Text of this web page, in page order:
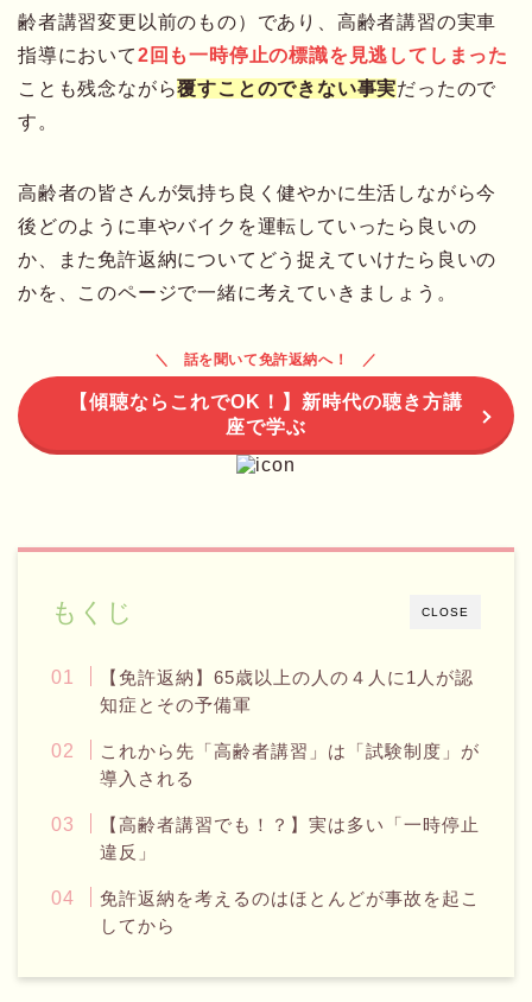
齢者講習変更以前のもの）であり、高齢者講習の実車
指導において2回も一時停止の標識を見逃してしまった
ことも残念ながら覆すことのできない事実だったので
す。
高齢者の皆さんが気持ち良く健やかに生活しながら今
後どのように車やバイクを運転していったら良いの
か、また免許返納についてどう捉えていけたら良いの
かを、このページで一緒に考えていきましょう。
話を聞いて免許返納へ！
【傾聴ならこれでOK！】新時代の聴き方講
座で学ぶ
CLOSE
もくじ
【免許返納】65歳以上の人の４人に1人が認
知症とその予備軍
これから先「高齢者講習」は「試験制度」が
導入される
【高齢者講習でも！？】実は多い「一時停止
違反」
免許返納を考えるのはほとんどが事故を起こ
してから